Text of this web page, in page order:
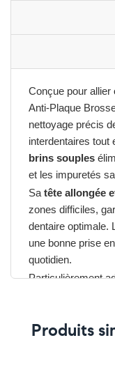
Conçue pour allier
Anti-Plaque
nettoyage précis
interdentaires tout
brins souples
et les impuretés
Sa tête allongée
zones difficiles,
dentaire optimale.
une bonne prise
quotidien.
Particulièrement
tartre et à protéger
Produits